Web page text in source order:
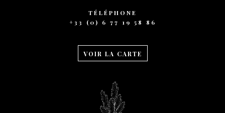
TÉLÉPHONE
+33 (0) 6 77 19 58 86
VOIR LA CARTE